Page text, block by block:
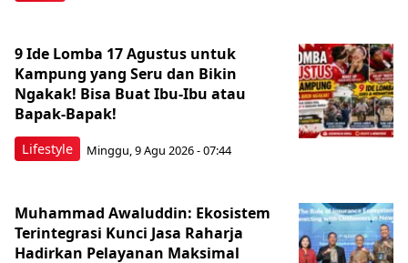
Lifestyle
9 Ide Lomba 17 Agustus untuk
Kampung yang Seru dan Bikin
Ngakak! Bisa Buat Ibu-Ibu atau
Bapak-Bapak!
Minggu, 9 Agu 2026 - 07:44
Muhammad Awaluddin: Ekosistem
Terintegrasi Kunci Jasa Raharja
Hadirkan Pelayanan Maksimal